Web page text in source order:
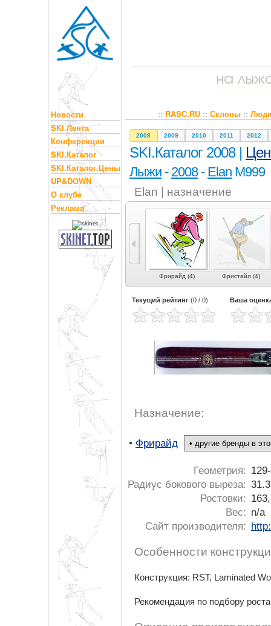
Новости
SKI.Лента
Конференции
SKI.Каталог
SKI.Каталог.Цены
UP&DOWN
О клубе
Реклама
:: RASC.RU:: Склоны::
2008 2009 2010 2011 2012
SKI.Каталог 2008 |
Лыжи - 2008- Elan M999
Elan | назначение
Экспертный карвинг
Фрирайд (4) Фристайл (4)
Текущий рейтинг (0 / 0) Ваша
Назначение:
• Фрирайд
Геометрия:
Радиус бокового выреза:
Ростовки:
Вес:
n/a
Сайт производителя:
Особенности
Конструкция: RST, Laminated
Рекомендация по подбору